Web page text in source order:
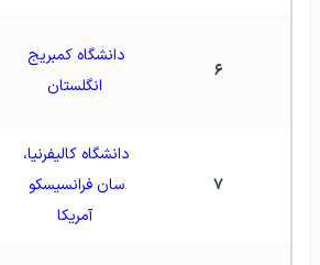
۶
انگلستان
۷
آمریکا